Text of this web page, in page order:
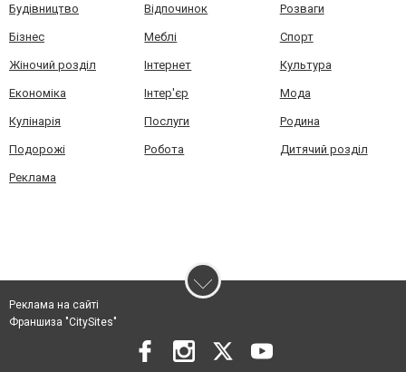
Будівництво Відпочинок Розваги
Бізнес Меблі Спорт
Жіночий розділ Інтернет Культура
Економіка Інтер'єр Мода
Кулінарія Послуги Родина
Подорожі Робота Дитячий розділ
Реклама
Реклама на сайті
Франшиза "CitySites"